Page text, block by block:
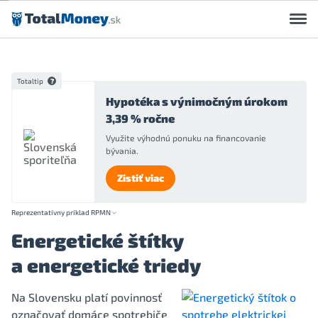
Preskočiť na obsah
Totaltip
Hypotéka s výnimočným úrokom
3,39 % ročne
Využite výhodnú ponuku na financovanie
bývania.
Zistiť viac
Reprezentatívny príklad RPMN
Energetické štítky
a energetické triedy
Na Slovensku platí povinnosť
označovať domáce spotrebiče